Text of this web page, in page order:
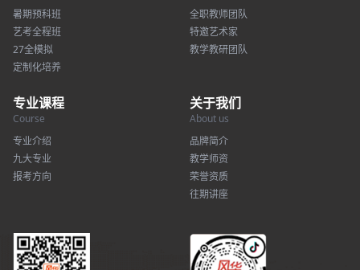
暑期预科班
艺考全程班
27全模拟
定制化培养
全职教师团队
特邀艺术家
教学教研团队
专业课程
Course
专业介绍
九大专业
报考方向
关于我们
About us
品牌简介
教学师资
荣誉资质
往期讲座